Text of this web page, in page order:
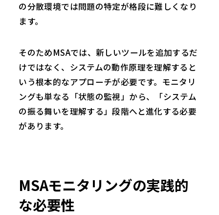
の分散環境では問題の特定が格段に難しくなり
ます。
そのためMSAでは、新しいツールを追加するだ
けではなく、システムの動作原理を理解すると
いう根本的なアプローチが必要です。モニタリ
ングも単なる「状態の監視」から、「システム
の振る舞いを理解する」段階へと進化する必要
があります。
MSAモニタリングの実践的
な必要性